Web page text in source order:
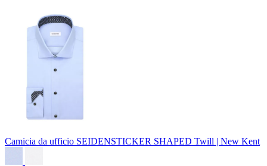
Camicia da ufficio SEIDENSTICKER SHAPED Twill | New Kent